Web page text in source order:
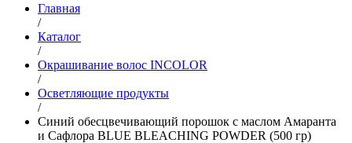
Главная
/
Каталог
/
Окрашивание волос INCOLOR
/
Осветляющие продукты
/
Синий обесцвечивающий порошок с маслом Амаранта
и Сафлора BLUE BLEACHING POWDER (500 гр)